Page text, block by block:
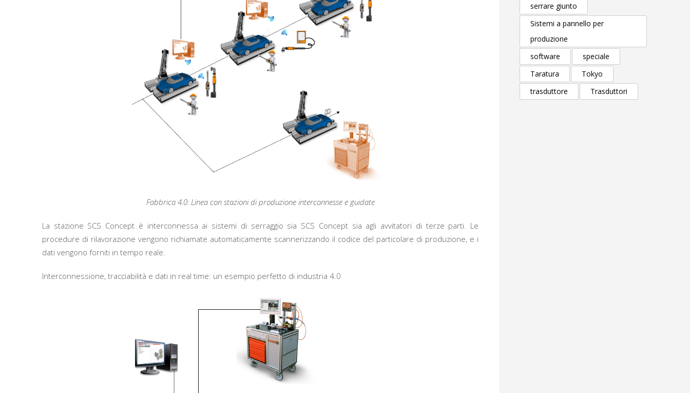
Fabbrica 4.0: Linea con stazioni di produzione interconnesse e guidate
La stazione SCS Concept è interconnessa ai sistemi di serraggio sia SCS Concept sia agli avvitatori di terze parti. Le
procedure di rilavorazione vengono richiamate automaticamente scannerizzando il codice del particolare di produzione, e i
dati vengono forniti in tempo reale.
Interconnessione, tracciabilità e dati in real time: un esempio perfetto di industria 4.0
serrare giunto
Sistemi a pannello per
produzione
software
speciale
Taratura
Tokyo
trasduttore
Trasduttori